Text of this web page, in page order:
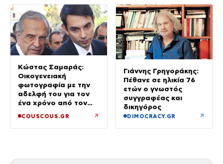
Κώστας Σαμαράς:
Οικογενειακή
φωτογραφία με την
αδελφή του για τον
ένα χρόνο από τον
COUSCOUS.GR ↗
Γιάννης Γρηγοράκης:
Πέθανε σε ηλικία 76
ετών ο γνωστός
συγγραφέας και
δικηγόρος
DIMOCRACY.GR ↗